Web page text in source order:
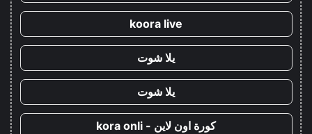
koora live
يلا شوت
يلا شوت
كورة اون لاين - kora onli